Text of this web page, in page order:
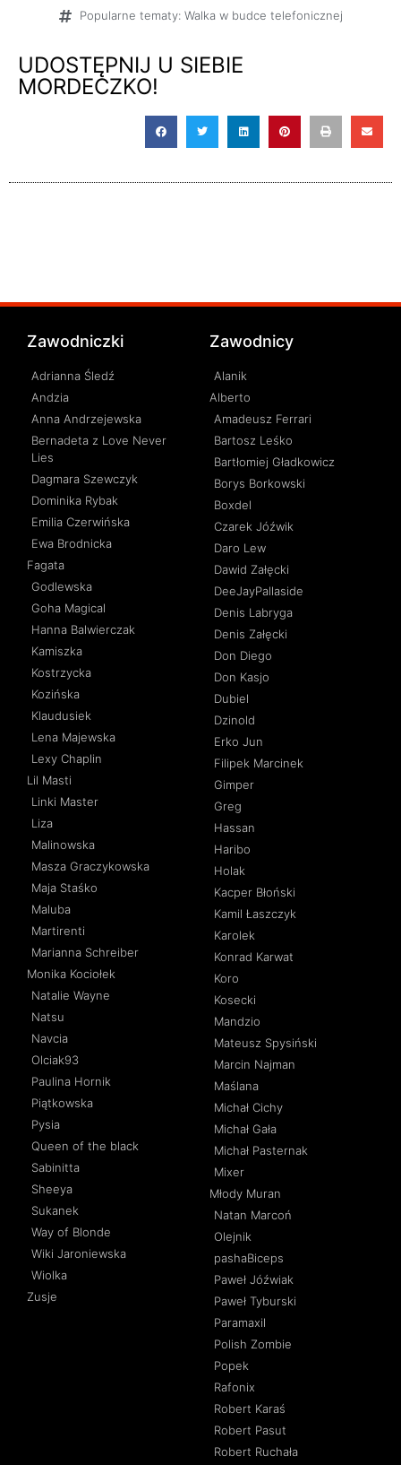
Popularne tematy: Walka w budce telefonicznej
UDOSTĘPNIJ U SIEBIE
MORDECZKO!
Zawodniczki
Adrianna Śledź
Andzia
Anna Andrzejewska
Bernadeta z Love Never
Lies
Dagmara Szewczyk
Dominika Rybak
Emilia Czerwińska
Ewa Brodnicka
Fagata
Godlewska
Goha Magical
Hanna Balwierczak
Kamiszka
Kostrzycka
Kozińska
Klaudusiek
Lena Majewska
Lexy Chaplin
Lil Masti
Linki Master
Liza
Malinowska
Masza Graczykowska
Maja Staśko
Maluba
Martirenti
Marianna Schreiber
Monika Kociołek
Natalie Wayne
Natsu
Navcia
Olciak93
Paulina Hornik
Piątkowska
Pysia
Queen of the black
Sabinitta
Sheeya
Sukanek
Way of Blonde
Wiki Jaroniewska
Wiolka
Zusje
Zawodnicy
Alanik
Alberto
Amadeusz Ferrari
Bartosz Leśko
Bartłomiej Gładkowicz
Borys Borkowski
Boxdel
Czarek Jóźwik
Daro Lew
Dawid Załęcki
DeeJayPallaside
Denis Labryga
Denis Załęcki
Don Diego
Don Kasjo
Dubiel
Dzinold
Erko Jun
Filipek Marcinek
Gimper
Greg
Hassan
Haribo
Holak
Kacper Błoński
Kamil Łaszczyk
Karolek
Konrad Karwat
Koro
Kosecki
Mandzio
Mateusz Spysiński
Marcin Najman
Maślana
Michał Cichy
Michał Gała
Michał Pasternak
Mixer
Młody Muran
Natan Marcoń
Olejnik
pashaBiceps
Paweł Jóźwiak
Paweł Tyburski
Paramaxil
Polish Zombie
Popek
Rafonix
Robert Karaś
Robert Pasut
Robert Ruchała